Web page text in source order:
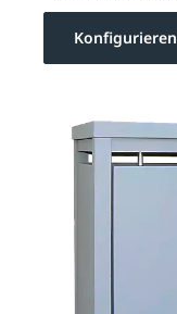
Konfigurieren